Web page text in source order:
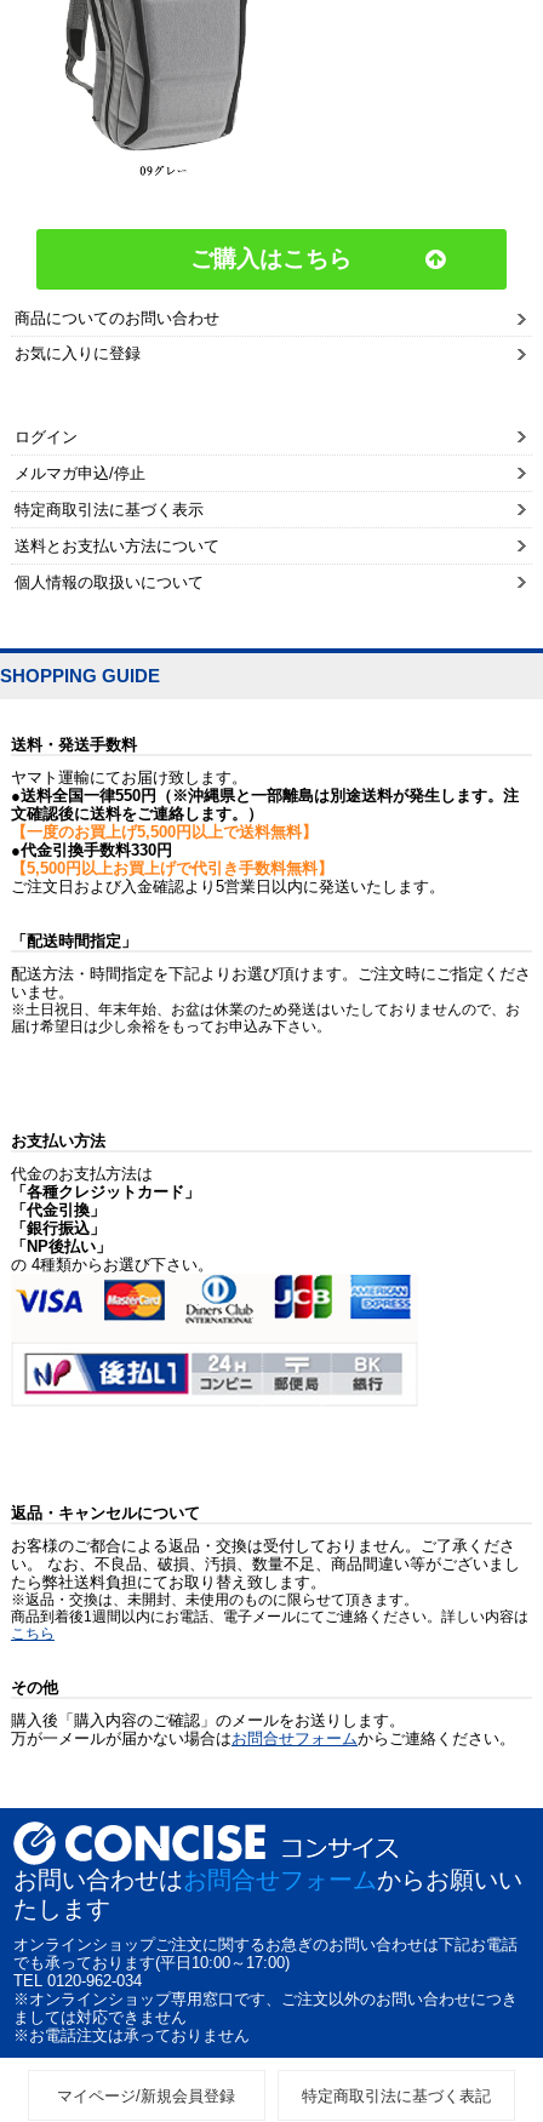
ご購入はこちら
商品についてのお問い合わせ
お気に入りに登録
ログイン
メルマガ申込/停止
特定商取引法に基づく表示
送料とお支払い方法について
個人情報の取扱いについて
SHOPPING GUIDE
送料・発送手数料
ヤマト運輸にてお届け致します。
●送料全国一律550円（※沖縄県と一部離島は別途送料が発生します。注
文確認後に送料をご連絡します。）
【一度のお買上げ5,500円以上で送料無料】
●代金引換手数料330円
【5,500円以上お買上げで代引き手数料無料】
ご注文日および入金確認より5営業日以内に発送いたします。
「配送時間指定」
配送方法・時間指定を下記よりお選び頂けます。ご注文時にご指定くださ
いませ。
※土日祝日、年末年始、お盆は休業のため発送はいたしておりませんので、お
届け希望日は少し余裕をもってお申込み下さい。
お支払い方法
代金のお支払方法は
「各種クレジットカード」
「代金引換」
「銀行振込」
「NP後払い」
の 4種類からお選び下さい。
返品・キャンセルについて
お客様のご都合による返品・交換は受付しておりません。ご了承くださ
い。 なお、不良品、破損、汚損、数量不足、商品間違い等がございまし
たら弊社送料負担にてお取り替え致します。
※返品・交換は、未開封、未使用のものに限らせて頂きます。
商品到着後1週間以内にお電話、電子メールにてご連絡ください。詳しい内容は
こちら
その他
購入後「購入内容のご確認」のメールをお送りします。
万が一メールが届かない場合はお問合せフォームからご連絡ください。
お問い合わせはお問合せフォームからお願いい
たします
オンラインショップご注文に関するお急ぎのお問い合わせは下記お電話
でも承っております(平日10:00～17:00)
TEL 0120-962-034
※オンラインショップ専用窓口です、ご注文以外のお問い合わせにつき
ましては対応できません
※お電話注文は承っておりません
マイページ/新規会員登録 特定商取引法に基づく表記